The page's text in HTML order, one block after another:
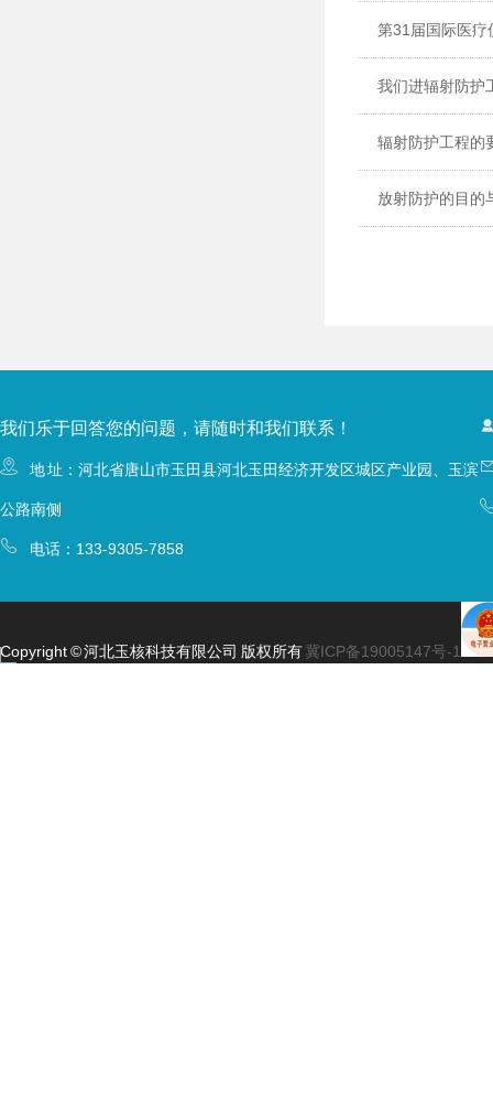
第31届国际医疗
我们进辐射防护
辐射防护工程的
放射防护的目的
我们乐于回答您的问题，请随时和我们联系！
地 址：河北省唐山市玉田县河北玉田经济开发区城区产业园、玉滨
公路南侧
电话： 133-9305-7858
Copyright © 河北玉核科技有限公司 版权所有冀ICP备19005147号-1